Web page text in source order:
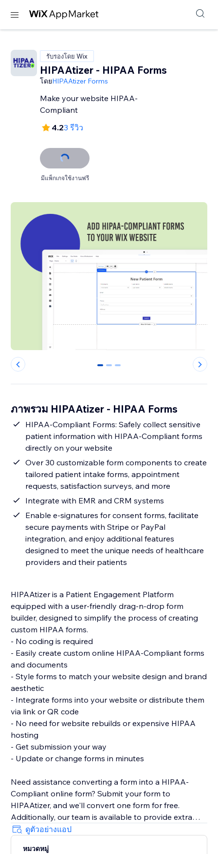
รับรองโดย Wix
HIPAAtizer - HIPAA Forms
โดยHIPAAtizer Forms
Make your website HIPAA-
Compliant
4.23 รีวิว
มีแพ็กเกจใช้งานฟรี
0 1 2
ภาพรวม HIPAAtizer - HIPAA Forms
HIPAA-Compliant Forms: Safely collect sensitive
patient information with HIPAA-Compliant forms
directly on your website
Over 30 customizable form components to create
tailored patient intake forms, appointment
requests, satisfaction surveys, and more
Integrate with EMR and CRM systems
Enable e-signatures for consent forms, facilitate
secure payments with Stripe or PayPal
integration, and enjoy additional features
designed to meet the unique needs of healthcare
providers and their patients
HIPAAtizer is a Patient Engagement Platform
equipped with a user-friendly drag-n-drop form
builder, designed to simplify the process of creating
custom HIPAA forms.
- No coding is required
- Easily create custom online HIPAA-Compliant forms
and documents
- Style forms to match your website design and brand
aesthetic
- Integrate forms into your website or distribute them
via link or QR code
- No need for website rebuilds or expensive HIPAA
hosting
- Get submission your way
- Update or change forms in minutes
Need assistance converting a form into a HIPAA-
Compliant online form? Submit your form to
HIPAAtizer, and we'll convert one form for free.
Additionally, our team is available to provide extra
support in adding a HIPAA-Compliant form to your
website.
ดูตัวอย่างแอป
หมวดหมู่